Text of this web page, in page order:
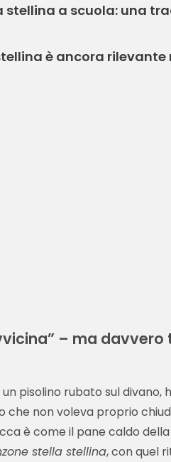
a scuola: una
è ancora rilevante
– ma davvero
pisolino rubato sul divano,
che non voleva proprio
è come il pane caldo
stella stellina, con quel